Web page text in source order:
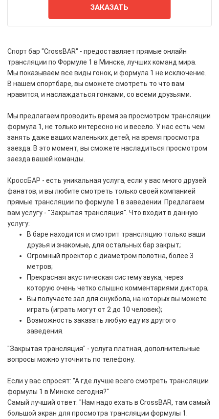
ЗАКАЗАТЬ
Спорт бар "CrossBAR" - предоставляет прямые онлайн
трансляции по Формуле 1 в Минске, лучших команд мира.
Мы показываем все виды гонок, и формула 1 не исключение.
В нашем спортбаре, вы сможете смотреть то что вам
нравится, и наслаждаться гонками, со всеми друзьями.
Мы предлагаем проводить время за просмотром трансляции
формула 1, не только интересно но и весело. У нас есть чем
занять даже ваших маленьких детей, на время просмотра
заезда. В это момент, вы сможете насладиться просмотром
заезда вашей команды.
КроссБАР - есть уникальная услуга, если у вас много друзей
фанатов, и вы любите смотреть только своей компанией
прямые трансляции по формуле 1 в заведении. Предлагаем
вам услугу - "Закрытая трансляция". Что входит в данную
услугу:
В баре находится и смотрит трансляцию только ваши
друзья и знакомые, для остальных бар закрыт;
Огромный проектор с диаметром полотна, более 3
метров;
Прекрасная акустическая систему звука, через
которую очень четко слышно комментариями диктора;
Вы получаете зал для снукбола, на которых вы можете
играть (играть могут от 2 до 10 человек);
Возможность заказать любую еду из другого
заведения.
"Закрытая трансляция" - услуга платная, дополнительные
вопросы можно уточнить по телефону.
Если у вас спросят: "А где лучше всего смотреть трансляции
формулы 1 в Минске сегодня?"
Самый лучший ответ: "Нам надо ехать в CrossBAR, там самый
большой экран для просмотра трансляции формулы 1.